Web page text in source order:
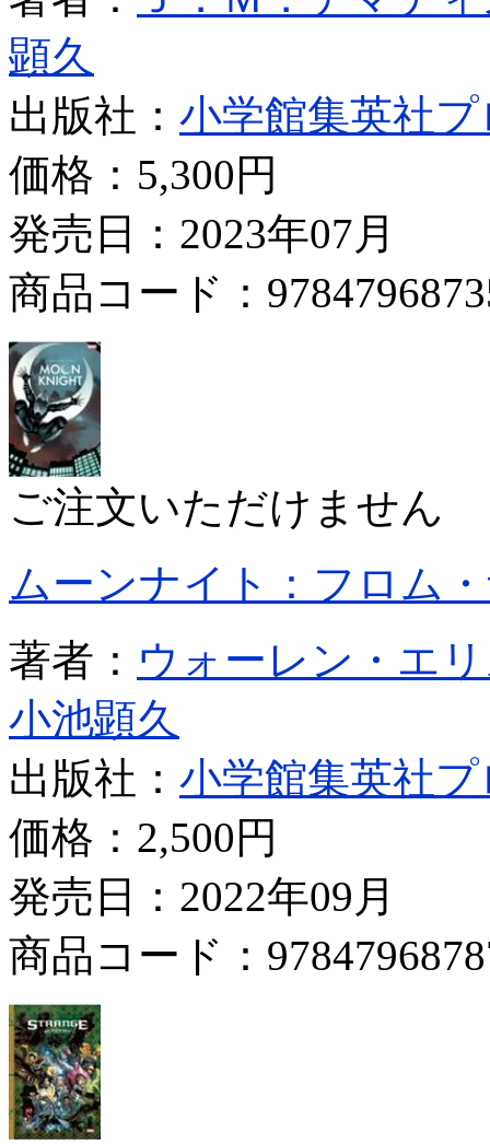
顕久
出版社： 小学館集英社
価格： 5,300円
発売日：2023年07月
商品コード：
ご注文いただけません
ムーンナイト：フロム
著者： ウォーレン・エ
小池顕久
出版社： 小学館集英社
価格： 2,500円
発売日：2022年09月
商品コード：